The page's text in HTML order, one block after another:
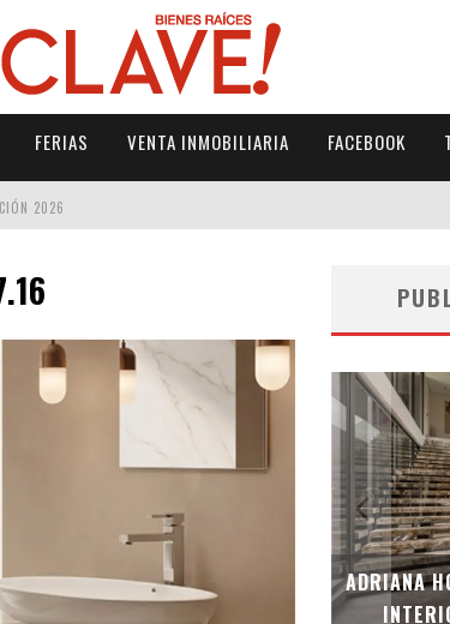
FERIAS VENTA INMOBILIARIA FACEBOOK
2026
DESIGN STUDIO – ESPECIAL
& DECORACIÓN 2026
ADRIANA